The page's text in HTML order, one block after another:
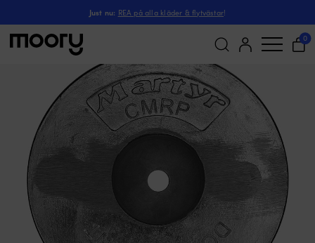
Just nu: REA på alla kläder & flytvästar!
0